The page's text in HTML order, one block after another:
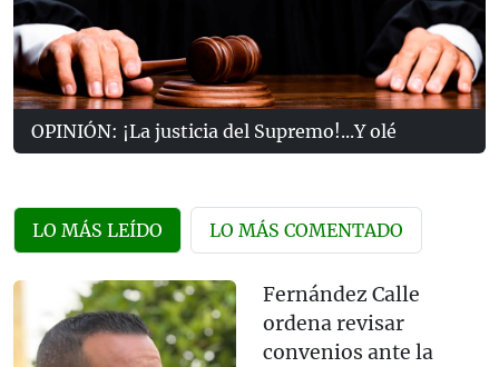
OPINIÓN: ¡La justicia del Supremo!...Y olé
LO MÁS LEÍDO LO MÁS COMENTADO
Fernández Calle
ordena revisar
convenios ante la